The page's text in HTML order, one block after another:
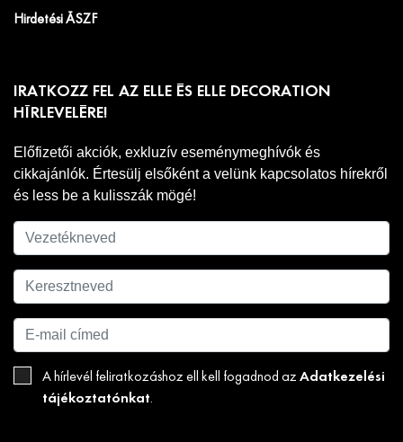
Hirdetési ÁSZF
IRATKOZZ FEL AZ ELLE ÉS ELLE DECORATION
HÍRLEVELÉRE!
Előfizetői akciók, exkluzív eseménymeghívók és
cikkajánlók. Értesülj elsőként a velünk kapcsolatos hírekről
és less be a kulisszák mögé!
A hírlevél feliratkozáshoz ell kell fogadnod az Adatkezelési
tájékoztatónkat.